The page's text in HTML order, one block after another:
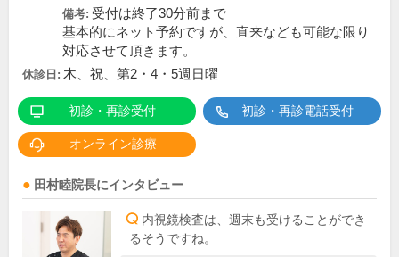
備考: 受付は終了30分前まで
基本的にネット予約ですが、直来なども可能な限り
対応させて頂きます。
休診日: 木、祝、第2・4・5週日曜
初診・再診受付 初診・再診電話受付
オンライン診療
田村睦院長にインタビュー
内視鏡検査は、週末も受けることができ
るそうですね。